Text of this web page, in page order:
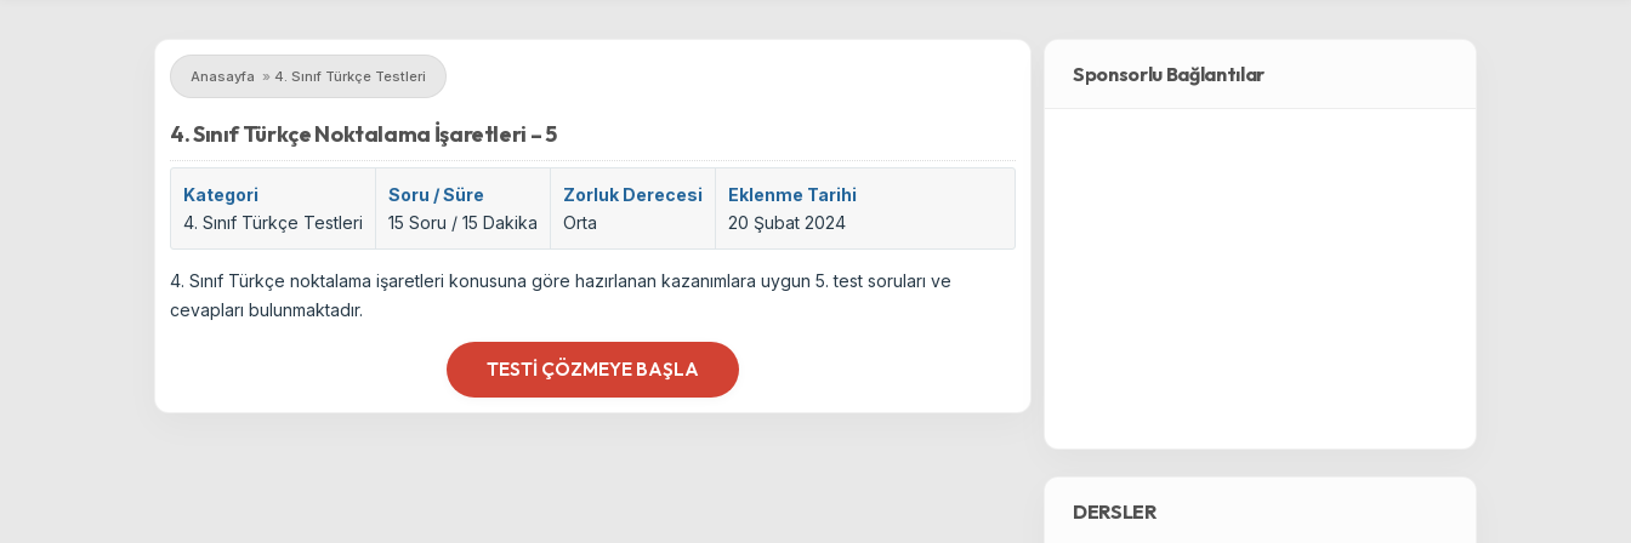
Anasayfa » 4. Sınıf Türkçe Testleri
4. Sınıf Türkçe Noktalama İşaretleri – 5
Kategori
4. Sınıf Türkçe Testleri
Soru / Süre
15 Soru / 15 Dakika
Zorluk Derecesi
Orta
Eklenme Tarihi
20 Şubat 2024
4. Sınıf Türkçe noktalama işaretleri konusuna göre hazırlanan kazanımlara uygun 5. test soruları ve
cevapları bulunmaktadır.
TESTI ÇÖZMEYE BAŞLA
Sponsorlu Bağlantılar
DERSLER